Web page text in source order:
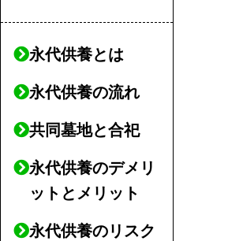
永代供養とは
永代供養の流れ
共同墓地と合祀
永代供養のデメリ
ットとメリット
永代供養のリスク